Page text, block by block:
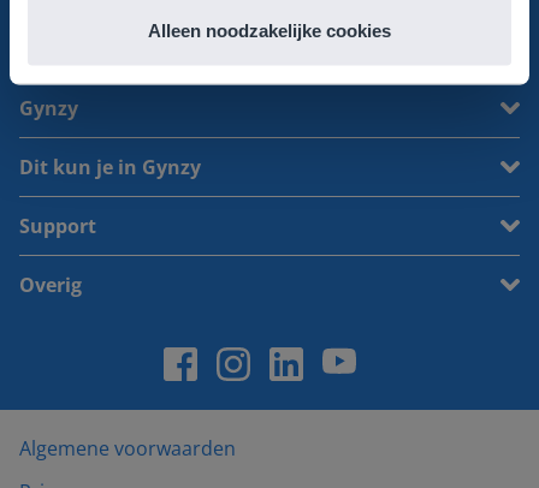
Alleen noodzakelijke cookies
Gynzy
Dit kun je in Gynzy
Support
Overig
Algemene voorwaarden